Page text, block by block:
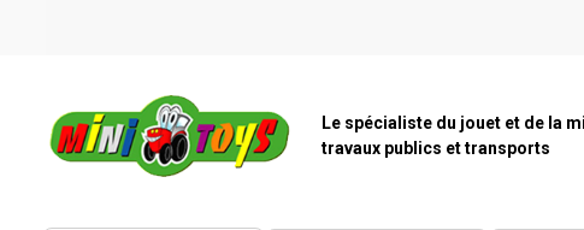
Le spécialiste du jouet et de la
travaux publics et transports